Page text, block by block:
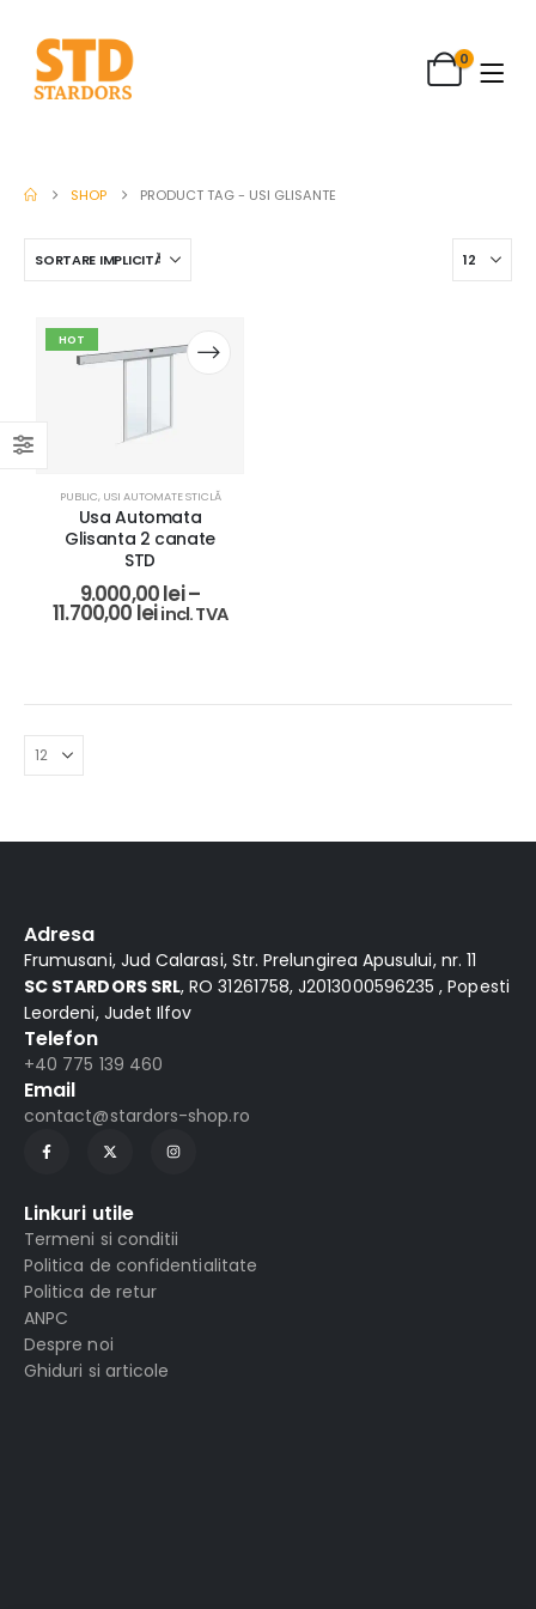
0
SHOP PRODUCT TAG - USI GLISANTE
HOT
PUBLIC, USI AUTOMATE STICLĂ
Usa Automata
Glisanta 2 canate
STD
9.000,00lei–
11.700,00leiincl. TVA
Adresa
Frumusani, Jud Calarasi, Str. Prelungirea Apusului, nr. 11
SC STARDORS SRL, RO 31261758, J2013000596235 , Popesti
Leordeni, Judet Ilfov
Telefon
+40 775 139 460
Email
contact@stardors-shop.ro
Linkuri utile
Termeni si conditii
Politica de confidentialitate
Politica de retur
ANPC
Despre noi
Ghiduri si articole